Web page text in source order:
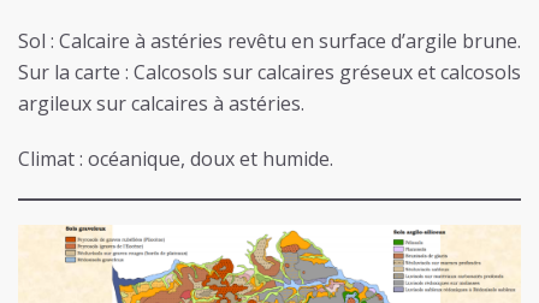
Sol : Calcaire à astéries revêtu en surface d’argile brune.
Sur la carte : Calcosols sur calcaires gréseux et calcosols
argileux sur calcaires à astéries.
Climat : océanique, doux et humide.